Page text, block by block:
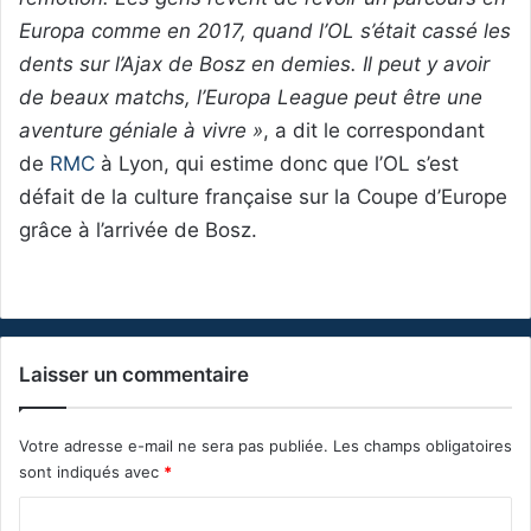
Europa comme en 2017, quand l’OL s’était cassé les
dents sur l’Ajax de Bosz en demies. Il peut y avoir
de beaux matchs, l’Europa League peut être une
aventure géniale à vivre », a dit le correspondant
de RMC à Lyon, qui estime donc que l’OL s’est
défait de la culture française sur la Coupe d’Europe
grâce à l’arrivée de Bosz.
Laisser un commentaire
Votre adresse e-mail ne sera pas publiée. Les champs obligatoires
sont indiqués avec *